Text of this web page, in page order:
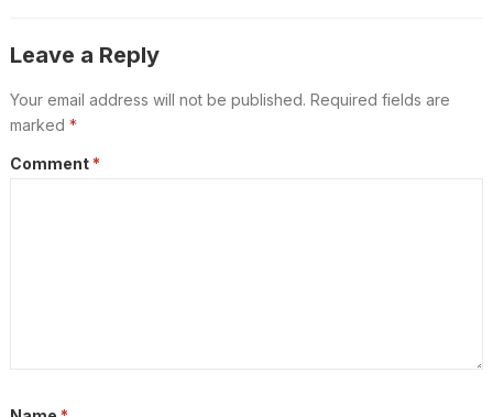
Leave a Reply
Your email address will not be published. Required fields are
marked *
Comment *